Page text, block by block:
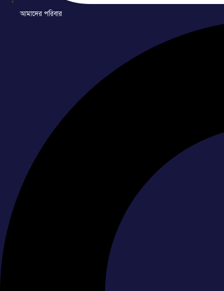
আমাদের পরিবার